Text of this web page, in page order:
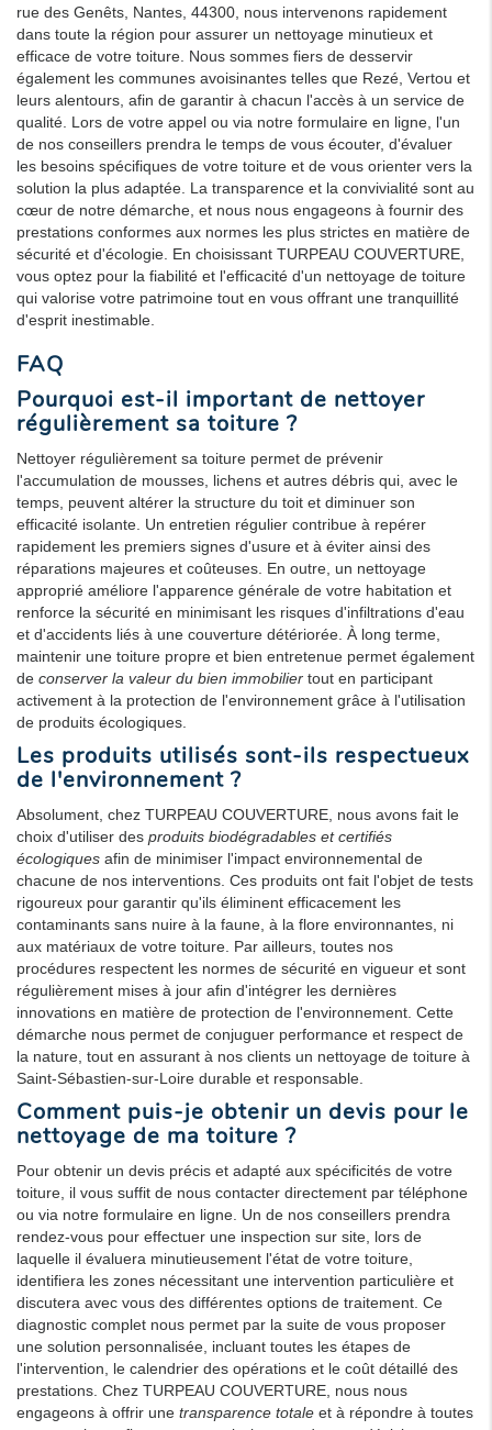
rue des Genêts, Nantes, 44300, nous intervenons rapidement
dans toute la région pour assurer un nettoyage minutieux et
efficace de votre toiture. Nous sommes fiers de desservir
également les communes avoisinantes telles que Rezé, Vertou et
leurs alentours, afin de garantir à chacun l'accès à un service de
qualité. Lors de votre appel ou via notre formulaire en ligne, l'un
de nos conseillers prendra le temps de vous écouter, d'évaluer
les besoins spécifiques de votre toiture et de vous orienter vers la
solution la plus adaptée. La transparence et la convivialité sont au
cœur de notre démarche, et nous nous engageons à fournir des
prestations conformes aux normes les plus strictes en matière de
sécurité et d'écologie. En choisissant TURPEAU COUVERTURE,
vous optez pour la fiabilité et l'efficacité d'un nettoyage de toiture
qui valorise votre patrimoine tout en vous offrant une tranquillité
d'esprit inestimable.
FAQ
Pourquoi est-il important de nettoyer
régulièrement sa toiture ?
Nettoyer régulièrement sa toiture permet de prévenir
l'accumulation de mousses, lichens et autres débris qui, avec le
temps, peuvent altérer la structure du toit et diminuer son
efficacité isolante. Un entretien régulier contribue à repérer
rapidement les premiers signes d'usure et à éviter ainsi des
réparations majeures et coûteuses. En outre, un nettoyage
approprié améliore l'apparence générale de votre habitation et
renforce la sécurité en minimisant les risques d'infiltrations d'eau
et d'accidents liés à une couverture détériorée. À long terme,
maintenir une toiture propre et bien entretenue permet également
de conserver la valeur du bien immobilier tout en participant
activement à la protection de l'environnement grâce à l'utilisation
de produits écologiques.
Les produits utilisés sont-ils respectueux
de l'environnement ?
Absolument, chez TURPEAU COUVERTURE, nous avons fait le
choix d'utiliser des produits biodégradables et certifiés
écologiques afin de minimiser l'impact environnemental de
chacune de nos interventions. Ces produits ont fait l'objet de tests
rigoureux pour garantir qu'ils éliminent efficacement les
contaminants sans nuire à la faune, à la flore environnantes, ni
aux matériaux de votre toiture. Par ailleurs, toutes nos
procédures respectent les normes de sécurité en vigueur et sont
régulièrement mises à jour afin d'intégrer les dernières
innovations en matière de protection de l'environnement. Cette
démarche nous permet de conjuguer performance et respect de
la nature, tout en assurant à nos clients un nettoyage de toiture à
Saint-Sébastien-sur-Loire durable et responsable.
Comment puis-je obtenir un devis pour le
nettoyage de ma toiture ?
Pour obtenir un devis précis et adapté aux spécificités de votre
toiture, il vous suffit de nous contacter directement par téléphone
ou via notre formulaire en ligne. Un de nos conseillers prendra
rendez-vous pour effectuer une inspection sur site, lors de
laquelle il évaluera minutieusement l'état de votre toiture,
identifiera les zones nécessitant une intervention particulière et
discutera avec vous des différentes options de traitement. Ce
diagnostic complet nous permet par la suite de vous proposer
une solution personnalisée, incluant toutes les étapes de
l'intervention, le calendrier des opérations et le coût détaillé des
prestations. Chez TURPEAU COUVERTURE, nous nous
engageons à offrir une transparence totale et à répondre à toutes